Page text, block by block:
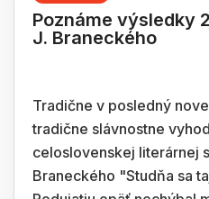
Poznáme výsledky
J. Braneckého
Tradične v posledný
tradične slávnostne
celoslovenskej literárnej
Braneckého "Studňa sa